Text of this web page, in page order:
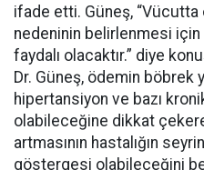
ifade etti. Güneş,
nedeninin belirlenmesi
faydalı olacaktır.” diye
Dr. Güneş, ödemin
hipertansiyon ve bazı
olabileceğine dikkat
artmasının hastalığın
göstergesi olabileceğini